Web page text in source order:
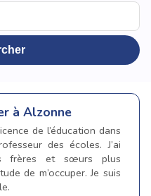
à Alzonne
de l’éducation dans
des écoles. J’ai
frères et sœurs plus
de m’occuper. Je suis